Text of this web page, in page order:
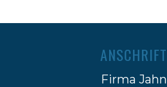
ANSCHRIFT
Firma Jahn